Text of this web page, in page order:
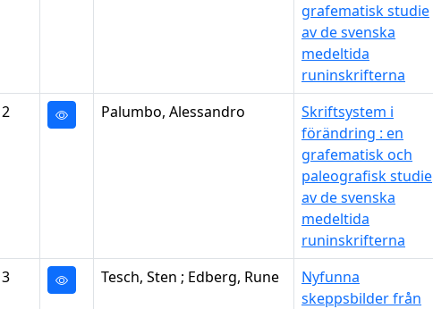
grafematisk studie
av de svenska
medeltida
runinskrifterna
2 Palumbo, Alessandro
Skriftsystem i
förändring : en
grafematisk och
paleografisk studie
av de svenska
medeltida
runinskrifterna
3 Tesch, Sten ; Edberg, Rune
Nyfunna
skeppsbilder från